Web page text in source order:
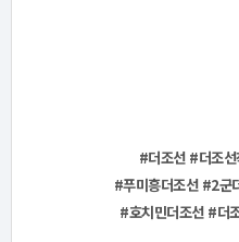
#더조선 #더조
#푸미흥더조선 #2군
#호치민더조선 #더